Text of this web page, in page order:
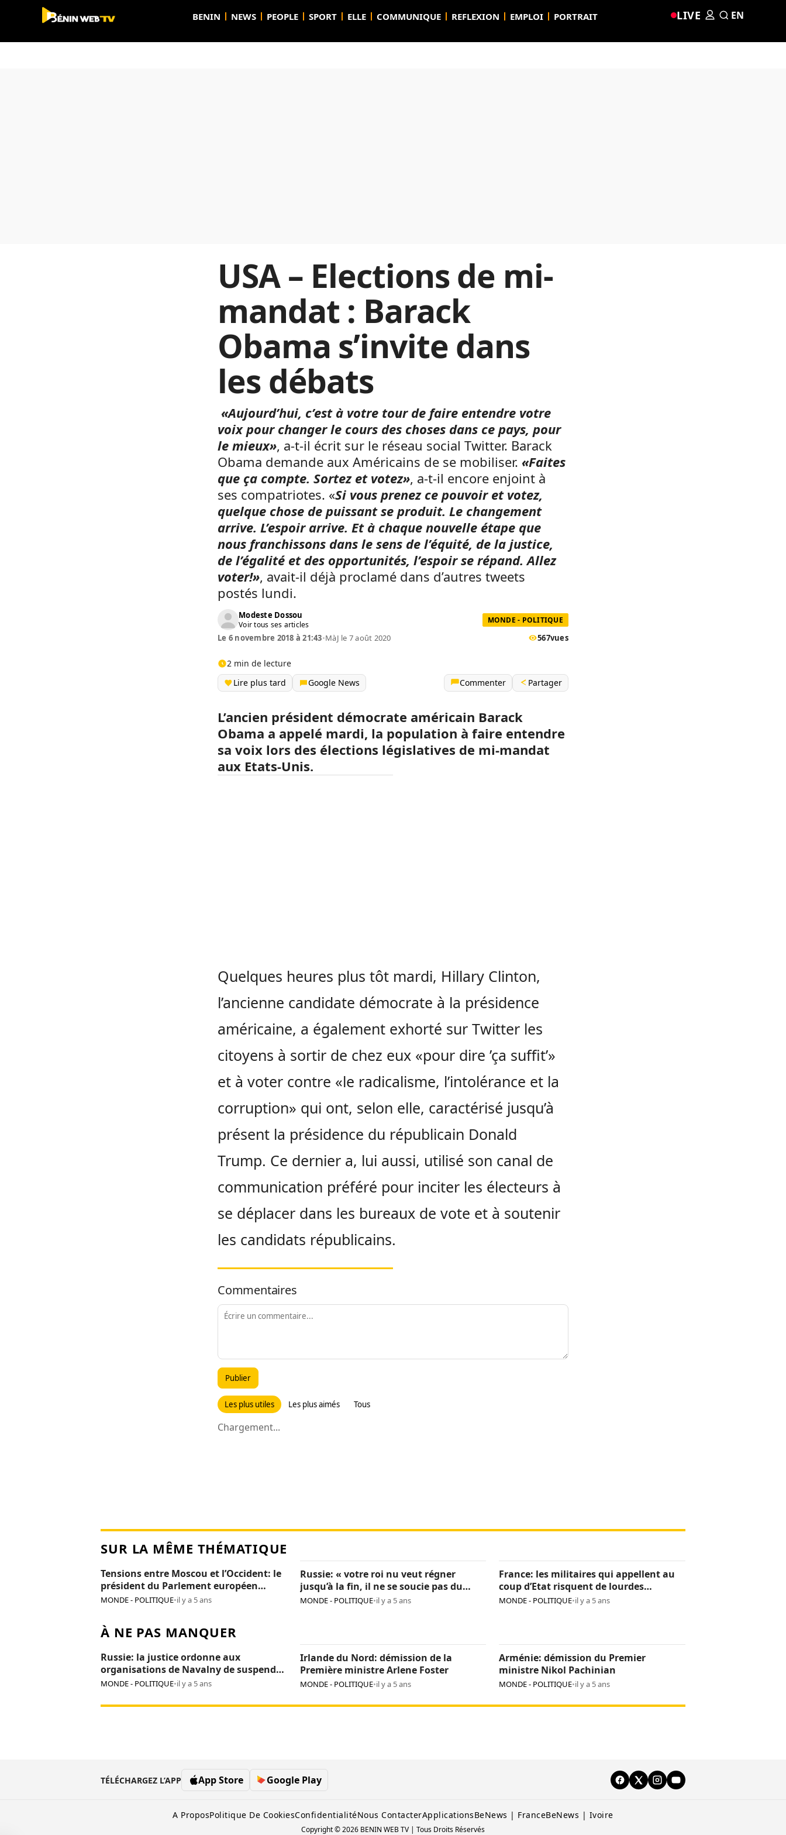
BENIN NEWS PEOPLE SPORT ELLE COMMUNIQUE REFLEXION EMPLOI PORTRAIT LIVE EN
USA – Elections de mi-
mandat : Barack
Obama s’invite dans
les débats
«Aujourd’hui, c’est à votre tour de faire entendre votre
voix pour changer le cours des choses dans ce pays, pour
le mieux», a-t-il écrit sur le réseau social Twitter. Barack
Obama demande aux Américains de se mobiliser. «Faites
que ça compte. Sortez et votez», a-t-il encore enjoint à
ses compatriotes. «Si vous prenez ce pouvoir et votez,
quelque chose de puissant se produit. Le changement
arrive. L’espoir arrive. Et à chaque nouvelle étape que
nous franchissons dans le sens de l’équité, de la justice,
de l’égalité et des opportunités, l’espoir se répand. Allez
voter!», avait-il déjà proclamé dans d’autres tweets
postés lundi.
Modeste Dossou
Voir tous ses articles MONDE - POLITIQUE
Le 6 novembre 2018 à 21:43•MàJ le 7 août 2020 567vues
2 min de lecture
Lire plus tard
Google News Commenter Partager
L’ancien président démocrate américain Barack
Obama a appelé mardi, la population à faire entendre
sa voix lors des élections législatives de mi-mandat
aux Etats-Unis.
Quelques heures plus tôt mardi, Hillary Clinton,
l’ancienne candidate démocrate à la présidence
américaine, a également exhorté sur Twitter les
citoyens à sortir de chez eux «pour dire ’ça suffit’»
et à voter contre «le radicalisme, l’intolérance et la
corruption» qui ont, selon elle, caractérisé jusqu’à
présent la présidence du républicain Donald
Trump. Ce dernier a, lui aussi, utilisé son canal de
communication préféré pour inciter les électeurs à
se déplacer dans les bureaux de vote et à soutenir
les candidats républicains.
Commentaires
Publier
Les plus utiles Les plus aimés Tous
Chargement...
SUR LA MÊME THÉMATIQUE
Tensions entre Moscou et l’Occident: le
président du Parlement européen
persona non grata en Russie
MONDE - POLITIQUE•il y a 5 ans
Russie: « votre roi nu veut régner
jusqu’à la fin, il ne se soucie pas du
pays », Navalny critique encore Poutine
MONDE - POLITIQUE•il y a 5 ans
France: les militaires qui appellent au
coup d’Etat risquent de lourdes
sanctions
MONDE - POLITIQUE•il y a 5 ans
À NE PAS MANQUER
Russie: la justice ordonne aux
organisations de Navalny de suspendre
leurs activités
MONDE - POLITIQUE•il y a 5 ans
Irlande du Nord: démission de la
Première ministre Arlene Foster
MONDE - POLITIQUE•il y a 5 ans
Arménie: démission du Premier
ministre Nikol Pachinian
MONDE - POLITIQUE•il y a 5 ans
TÉLÉCHARGEZ L’APP App Store Google Play
A ProposPolitique De CookiesConfidentialitéNous ContacterApplicationsBeNews | FranceBeNews | Ivoire
Copyright © 2026 BENIN WEB TV | Tous Droits Réservés